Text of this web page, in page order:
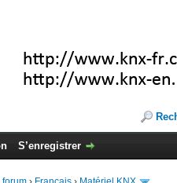
S’enregistrer